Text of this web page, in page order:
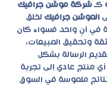
كـ شركة موشن جرافيك
الموشن جرافيك لخلق
في آنٍ واحد. فسواء كان
وتحقيق المبيعات،
الرسالة بشكل
أي منتج عادي إلى تجربة
ملموسة في السوق